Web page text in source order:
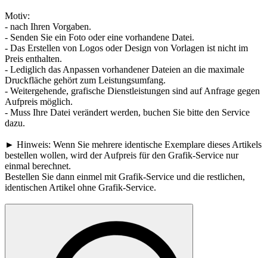
Motiv:
- nach Ihren Vorgaben.
- Senden Sie ein Foto oder eine vorhandene Datei.
- Das Erstellen von Logos oder Design von Vorlagen ist nicht im
Preis enthalten.
- Lediglich das Anpassen vorhandener Dateien an die maximale
Druckfläche gehört zum Leistungsumfang.
- Weitergehende, grafische Dienstleistungen sind auf Anfrage gegen
Aufpreis möglich.
- Muss Ihre Datei verändert werden, buchen Sie bitte den Service
dazu.
► Hinweis: Wenn Sie mehrere identische Exemplare dieses Artikels
bestellen wollen, wird der Aufpreis für den Grafik-Service nur
einmal berechnet.
Bestellen Sie dann einmel mit Grafik-Service und die restlichen,
identischen Artikel ohne Grafik-Service.